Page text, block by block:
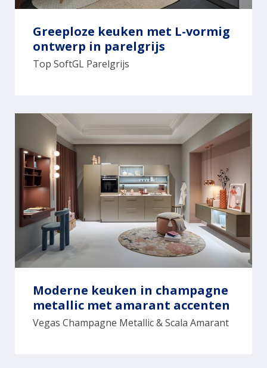
Greeploze keuken met L-vormig
ontwerp in parelgrijs
Top SoftGL Parelgrijs
Moderne keuken in champagne
metallic met amarant accenten
Vegas Champagne Metallic & Scala Amarant